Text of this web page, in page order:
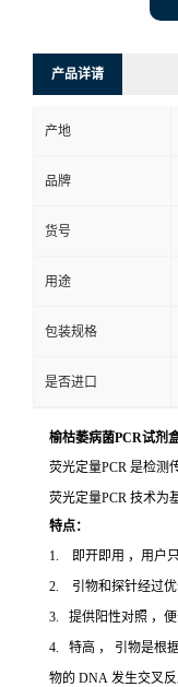
产品详请
产地
品牌
货号
用途
包装规格
是否进口
榆枯萎病菌PCR试剂
荧光定量PCR 是检测
荧光定量PCR 技术为
特点：
1. 即开即用 ，用户
2. 引物和探针经过优
3. 提供阳性对照 ，便
4. 特高 ， 引物是根
物的 DNA 发生交叉反